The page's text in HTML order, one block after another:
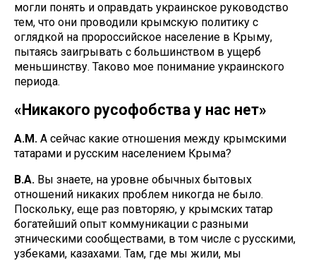
могли понять и оправдать украинское руководство
тем, что они проводили крымскую политику с
оглядкой на пророссийское население в Крыму,
пытаясь заигрывать с большинством в ущерб
меньшинству. Таково мое понимание украинского
периода.
«Никакого русофобства у нас нет»
А.М. А сейчас какие отношения между крымскими
татарами и русским населением Крыма?
В.А. Вы знаете, на уровне обычных бытовых
отношений никаких проблем никогда не было.
Поскольку, еще раз повторяю, у крымских татар
богатейший опыт коммуникации с разными
этническими сообществами, в том числе с русскими,
узбеками, казахами. Там, где мы жили, мы